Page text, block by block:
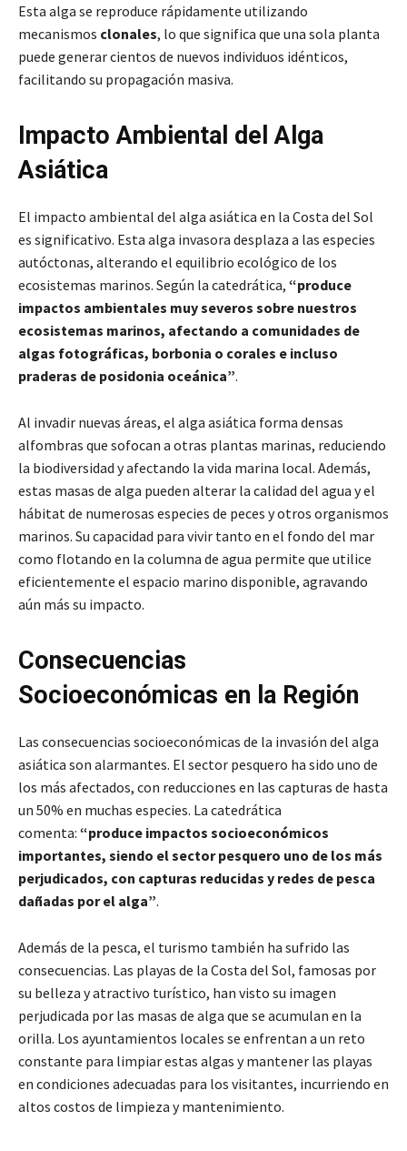
Esta alga se reproduce rápidamente utilizando
mecanismos clonales, lo que significa que una sola planta
puede generar cientos de nuevos individuos idénticos,
facilitando su propagación masiva.
Impacto Ambiental del Alga
Asiática
El impacto ambiental del alga asiática en la Costa del Sol
es significativo. Esta alga invasora desplaza a las especies
autóctonas, alterando el equilibrio ecológico de los
ecosistemas marinos. Según la catedrática, “produce
impactos ambientales muy severos sobre nuestros
ecosistemas marinos, afectando a comunidades de
algas fotográficas, borbonia o corales e incluso
praderas de posidonia oceánica”.
Al invadir nuevas áreas, el alga asiática forma densas
alfombras que sofocan a otras plantas marinas, reduciendo
la biodiversidad y afectando la vida marina local. Además,
estas masas de alga pueden alterar la calidad del agua y el
hábitat de numerosas especies de peces y otros organismos
marinos. Su capacidad para vivir tanto en el fondo del mar
como flotando en la columna de agua permite que utilice
eficientemente el espacio marino disponible, agravando
aún más su impacto.
Consecuencias
Socioeconómicas en la Región
Las consecuencias socioeconómicas de la invasión del alga
asiática son alarmantes. El sector pesquero ha sido uno de
los más afectados, con reducciones en las capturas de hasta
un 50% en muchas especies. La catedrática
comenta: “produce impactos socioeconómicos
importantes, siendo el sector pesquero uno de los más
perjudicados, con capturas reducidas y redes de pesca
dañadas por el alga”.
Además de la pesca, el turismo también ha sufrido las
consecuencias. Las playas de la Costa del Sol, famosas por
su belleza y atractivo turístico, han visto su imagen
perjudicada por las masas de alga que se acumulan en la
orilla. Los ayuntamientos locales se enfrentan a un reto
constante para limpiar estas algas y mantener las playas
en condiciones adecuadas para los visitantes, incurriendo en
altos costos de limpieza y mantenimiento.